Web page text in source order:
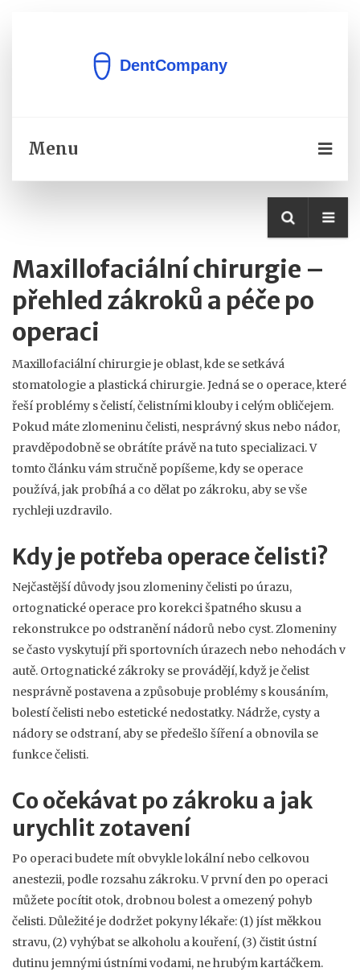
Menu
Maxillofaciální chirurgie –
přehled zákroků a péče po
operaci
Maxillofaciální chirurgie je oblast, kde se setkává
stomatologie a plastická chirurgie. Jedná se o operace, které
řeší problémy s čelistí, čelistními klouby i celým obličejem.
Pokud máte zlomeninu čelisti, nesprávný skus nebo nádor,
pravděpodobně se obrátíte právě na tuto specializaci. V
tomto článku vám stručně popíšeme, kdy se operace
používá, jak probíhá a co dělat po zákroku, aby se vše
rychleji uzdravilo.
Kdy je potřeba operace čelisti?
Nejčastější důvody jsou zlomeniny čelisti po úrazu,
ortognatické operace pro korekci špatného skusu a
rekonstrukce po odstranění nádorů nebo cyst. Zlomeniny
se často vyskytují při sportovních úrazech nebo nehodách v
autě. Ortognatické zákroky se provádějí, když je čelist
nesprávně postavena a způsobuje problémy s kousáním,
bolestí čelisti nebo estetické nedostatky. Nádrže, cysty a
nádory se odstraní, aby se předešlo šíření a obnovila se
funkce čelisti.
Co očekávat po zákroku a jak
urychlit zotavení
Po operaci budete mít obvykle lokální nebo celkovou
anestezii, podle rozsahu zákroku. V první den po operaci
můžete pocítit otok, drobnou bolest a omezený pohyb
čelisti. Důležité je dodržet pokyny lékaře: (1) jíst měkkou
stravu, (2) vyhýbat se alkoholu a kouření, (3) čistit ústní
dutinu jemnými ústními vodami, ne hrubým kartáčkem.